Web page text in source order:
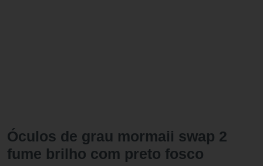
Óculos de grau mormaii swap 2
fume brilho com preto fosco